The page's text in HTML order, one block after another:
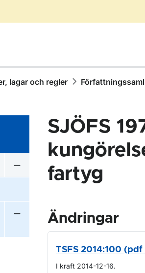
lagar och regler
Undermeny för Författningssamling
Undermeny för Föreskrifter i
SJÖFS
fartyg
Ändringar
TSFS 2014:100 (pdf
I kraft 2014-12-16.